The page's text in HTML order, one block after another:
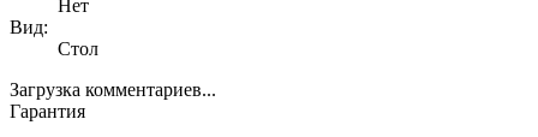
Нет
Вид:
Стол
Загрузка комментариев...
Гарантия